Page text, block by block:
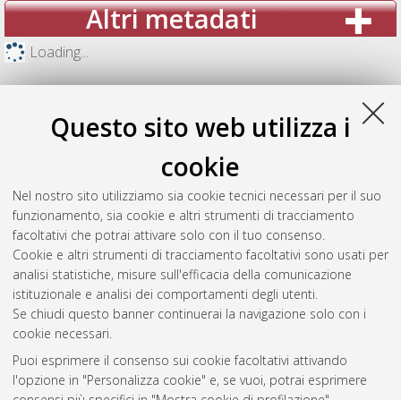
Questo sito web utilizza i
cookie
Nel nostro sito utilizziamo sia cookie tecnici necessari per il suo
funzionamento, sia cookie e altri strumenti di tracciamento
facoltativi che potrai attivare solo con il tuo consenso.
Cookie e altri strumenti di tracciamento facoltativi sono usati per
analisi statistiche, misure sull'efficacia della comunicazione
istituzionale e analisi dei comportamenti degli utenti.
Se chiudi questo banner continuerai la navigazione solo con i
cookie necessari.
Puoi esprimere il consenso sui cookie facoltativi attivando
l'opzione in "Personalizza cookie" e, se vuoi, potrai esprimere
Altri metadati
Loading...
Gestione del documento:
Atom
Rss 1.0